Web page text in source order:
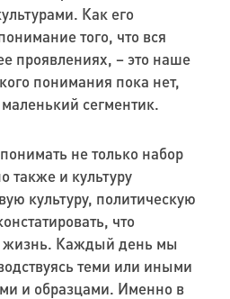
Как его
того, что вся
проявлениях, – это наше
понимания пока нет,
сегментик.
не только набор
также и культуру
культуру, политическую
что
жизнь. Каждый день мы
теми или иными
и образцами. Именно в